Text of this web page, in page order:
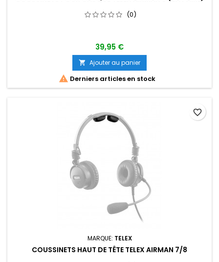
(0)
39,95 €
 Ajouter au panier
 Derniers articles en stock
MARQUE: TELEX
COUSSINETS HAUT DE TÊTE TELEX AIRMAN 7/8
favorite_border